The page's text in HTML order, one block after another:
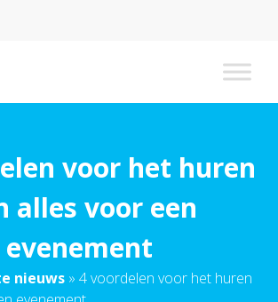
voor het huren
alles voor een
evenement
nieuws » 4 voordelen voor het huren